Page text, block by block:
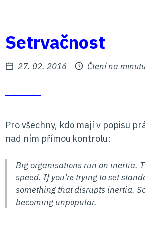
obsah
Setrvačnost
Zveřejněno
27. 02. 2016 Čtení na minutu
Pro všechny, kdo mají v popisu
nad ním přímou kontrolu:
Big organisations run on inertia.
speed. If you’re trying to set
something that disrupts inertia.
becoming unpopular.